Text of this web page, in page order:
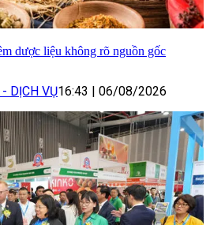
dược liệu không rõ nguồn gốc
DỊCH VỤ16:43 06/08/2026